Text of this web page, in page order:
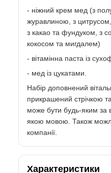
- ніжний крем мед (з
журавлиною, з
з какао та фундуком, з
кокосом та мигдалем)
- вітамінна паста із
- мед із цукатами.
Набір доповнений
прикрашений стрічкою
може бути будь-яким
якою мовою. Також
компанії.
Характеристики